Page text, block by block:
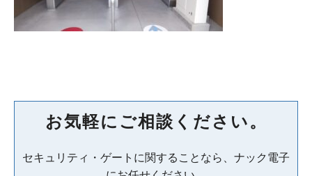
お気軽にご相談ください。
セキュリティ・ゲートに関することなら、ナック電子